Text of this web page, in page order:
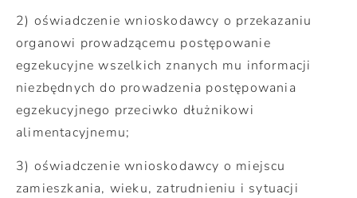
2) oświadczenie wnioskodawcy o przekazaniu
organowi prowadzącemu postępowanie
egzekucyjne wszelkich znanych mu informacji
niezbędnych do prowadzenia postępowania
egzekucyjnego przeciwko dłużnikowi
alimentacyjnemu;
3) oświadczenie wnioskodawcy o miejscu
zamieszkania, wieku, zatrudnieniu i sytuacji